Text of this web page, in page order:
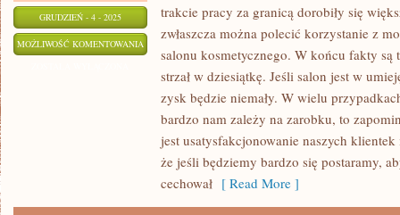
GRUDZIEŃ - 4 - 2025
MOŻLIWOŚĆ KOMENTOWANIA SKUTECZNE
WYGLĄDU
trakcie pracy za granicą dorobiły się
zwłaszcza można polecić korzystanie z
salonu kosmetycznego. W końcu fakty są
strzał w dziesiątkę. Jeśli salon jest w
zysk będzie niemały. W wielu
bardzo nam zależy na zarobku, to
jest usatysfakcjonowanie naszych
że jeśli będziemy bardzo się postaramy,
cechował [ Read More ]